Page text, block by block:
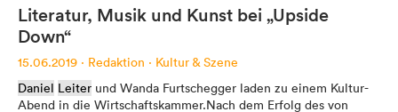
Literatur, Musik und Kunst bei „Upside
Down“
15.06.2019 · Redaktion · Kultur & Szene
Daniel Leiter und Wanda Furtschegger laden zu einem Kultur-
Abend in die Wirtschaftskammer.Nach dem Erfolg des von
Anmelden
Registrieren
FAQ & Service